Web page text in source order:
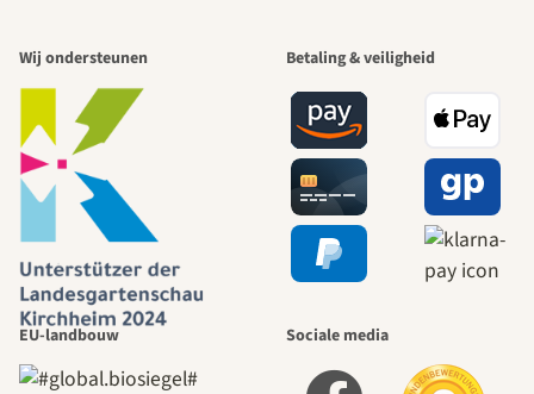
Wij ondersteunen Betaling & veiligheid
EU-landbouw Sociale media